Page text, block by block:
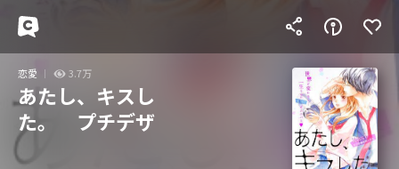
恋愛 3.7万
あたし、キスし
た。 プチデザ